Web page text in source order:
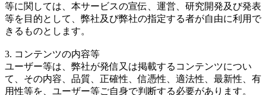
等に関しては、本サービスの宣伝、運営、研究開発及び発表
等を目的として、弊社及び弊社の指定する者が自由に利用で
きるものとします。
3. コンテンツの内容等
ユーザー等は、弊社が発信又は掲載するコンテンツについ
て、その内容、品質、正確性、信憑性、適法性、最新性、有
用性等を、ユーザー等ご自身で判断する必要があります。